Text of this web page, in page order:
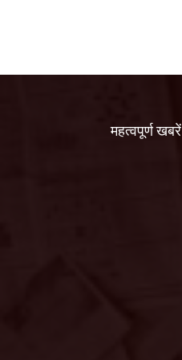
महत्वपूर्ण खबरें